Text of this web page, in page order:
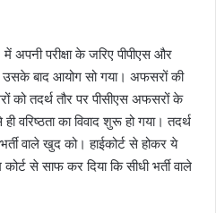
परीक्षा के जरिए पीपीएस और
बाद आयोग सो गया। अफसरों की
को तदर्थ तौर पर पीसीएस अफसरों के
वरिष्ठता का विवाद शुरू हो गया। तदर्थ
वाले खुद को। हाईकोर्ट से होकर ये
से साफ कर दिया कि सीधी भर्ती वाले